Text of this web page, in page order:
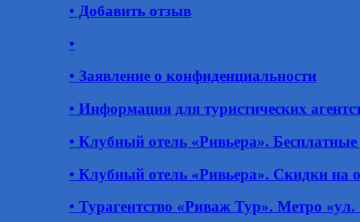
• Добавить отзыв
•
• Заявление о конфиденциальности
• Информация для туристических
• Клубный отель «Ривьера».
• Клубный отель «Ривьера». Скидки на
• Турагентство «Риваж Тур». Метро «ул.